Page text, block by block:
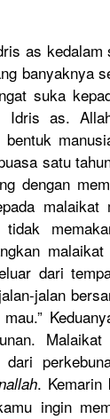
as kedalam
banyaknya
suka
Idris as.
satu
dengan
malaikat
malaikat
dari
jalan
. Malaikat
h. Kemarin
ingin